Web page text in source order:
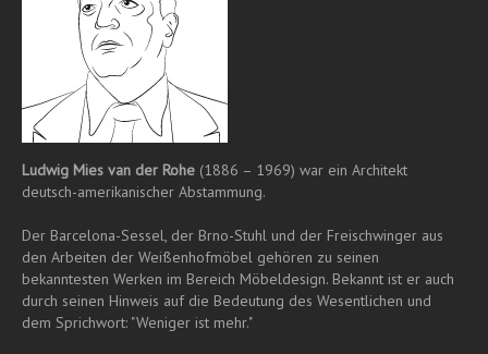
Ludwig Mies van der Rohe (1886 – 1969) war ein Architekt
deutsch-amerikanischer Abstammung.
Der Barcelona-Sessel, der Brno-Stuhl und der Freischwinger aus
den Arbeiten der Weißenhofmöbel gehören zu seinen
bekanntesten Werken im Bereich Möbeldesign. Bekannt ist er auch
durch seinen Hinweis auf die Bedeutung des Wesentlichen und
dem Sprichwort: "Weniger ist mehr."